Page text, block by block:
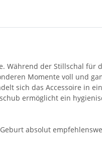
Während der Stillschal für
Momente voll und
sich das Accessoire in
ermöglicht ein
absolut